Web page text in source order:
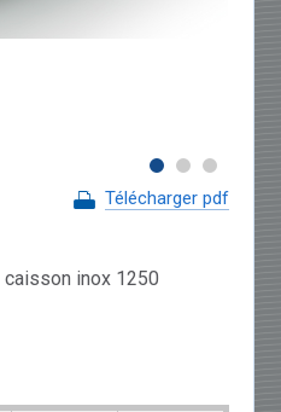
Télécharger pdf
inox 1250